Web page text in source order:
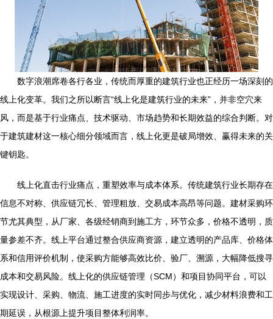
数字浪潮席卷各行各业，传统而厚重的建筑行业也正经历一场深刻的
线上化变革。我们之所以断言“线上化是建筑行业的未来”，并非空穴来
风，而是基于行业痛点、技术驱动、市场趋势和长期效益的综合判断。对
于建筑建材这一核心细分领域而言，线上化更是破局增效、赢得未来的关
键钥匙。
线上化直击行业痛点，重塑效率与成本体系。传统建筑行业长期存在
信息不对称、供应链冗长、管理粗放、交易成本高昂等问题。建材采购环
节尤其典型，从厂家、各级经销商到施工方，环节众多，价格不透明，质
量参差不齐。线上平台通过整合供应商资源，建立透明的产品库、价格体
系和信用评价机制，使采购方能够高效比价、验厂、溯源，大幅降低搜寻
成本和交易风险。线上化的供应链管理（SCM）和项目协同平台，可以
实现设计、采购、物流、施工进度的实时同步与优化，减少材料浪费和工
期延误，从根源上提升项目整体利润率。